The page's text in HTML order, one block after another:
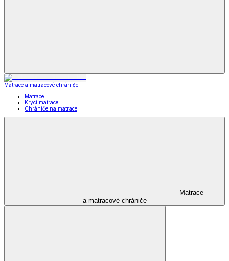
Matrace a matracové chrániče
Matrace
Krycí matrace
Chrániče na matrace
Matrace
a matracové chrániče